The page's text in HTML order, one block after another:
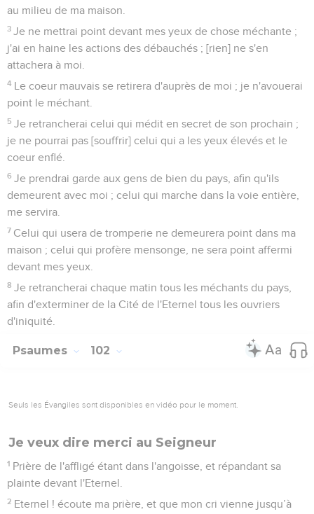
au milieu de ma maison.
3 Je ne mettrai point devant mes yeux de chose méchante ;
j'ai en haine les actions des débauchés ; [rien] ne s'en
attachera à moi.
4 Le coeur mauvais se retirera d'auprès de moi ; je n'avouerai
point le méchant.
5 Je retrancherai celui qui médit en secret de son prochain ;
je ne pourrai pas [souffrir] celui qui a les yeux élevés et le
coeur enflé.
6 Je prendrai garde aux gens de bien du pays, afin qu'ils
demeurent avec moi ; celui qui marche dans la voie entière,
me servira.
7 Celui qui usera de tromperie ne demeurera point dans ma
maison ; celui qui profère mensonge, ne sera point affermi
devant mes yeux.
8 Je retrancherai chaque matin tous les méchants du pays,
afin d'exterminer de la Cité de l'Eternel tous les ouvriers
d'iniquité.
Psaumes 102
Seuls les Évangiles sont disponibles en vidéo pour le moment.
Je veux dire merci au Seigneur
1 Prière de l'affligé étant dans l'angoisse, et répandant sa
plainte devant l'Eternel.
2 Eternel ! écoute ma prière, et que mon cri vienne jusqu’à